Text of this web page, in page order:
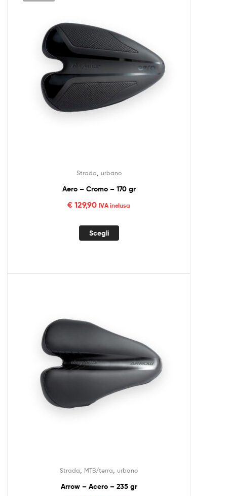
Strada urbano
Aero – Cromo – 170 gr
€ 129,90 IVA inclusa
Scegli
Strada MTB/terra urbano
Arrow – Acero – 235 gr